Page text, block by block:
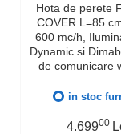
Hota de perete
COVER L=85
600 mc/h,
Dynamic si
de comunicare
Garantie 5 ani,
in stoc
4.69900